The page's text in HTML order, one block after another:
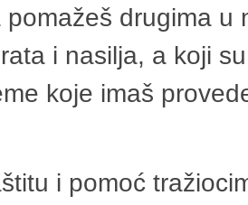
pomažeš drugima
i nasilja, a koji
koje imaš
i pomoć